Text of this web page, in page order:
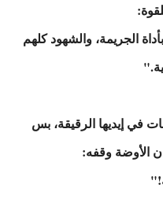
الجريمة، والشهود كلهم
إيديها الرقيقة، بس
الأوضة وقفه: